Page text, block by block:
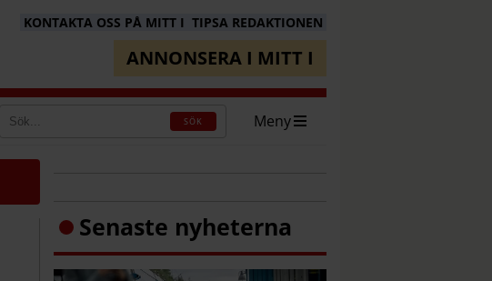
KONTAKTA OSS PÅ MITT I TIPSA REDAKTIONEN
ANNONSERA I MITT I
SÖK Meny
Senaste nyheterna